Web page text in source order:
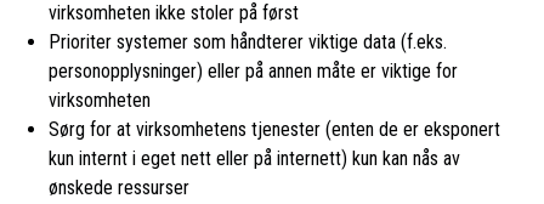
virksomheten ikke stoler på først
Prioriter systemer som håndterer viktige data (f.eks.
personopplysninger) eller på annen måte er viktige for
virksomheten
Sørg for at virksomhetens tjenester (enten de er eksponert
kun internt i eget nett eller på internett) kun kan nås av
ønskede ressurser